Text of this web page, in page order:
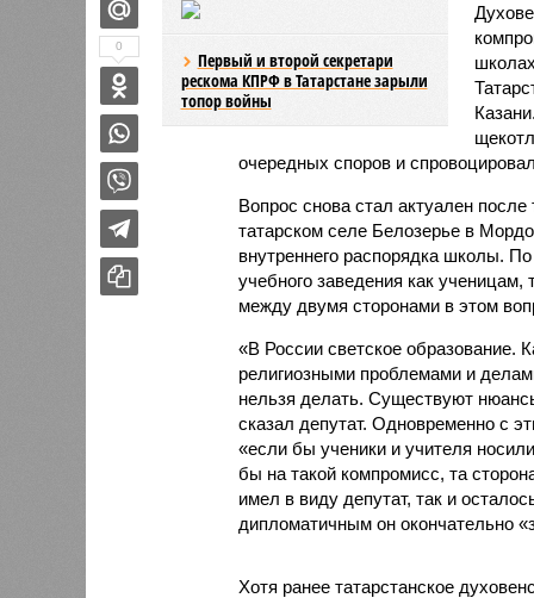
Первый и второй секретари
рескома КПРФ в Татарстане зарыли
топор войны
очередных споров и
Вопрос снова стал актуален после
татарском селе Белозерье в
внутреннего распорядка школы.
учебного заведения как
между двумя сторонами в этом
«В России светское образование.
религиозными проблемами и
нельзя делать. Существуют
сказал депутат. Одновременно с
«если бы ученики и учителя
бы на такой компромисс, та
имел в виду депутат, так и
дипломатичным он окончательно
Хотя ранее татарстанское
0